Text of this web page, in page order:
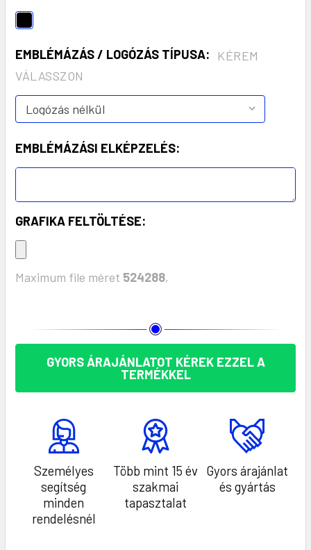
EMBLÉMÁZÁS / LOGÓZÁS TÍPUSA:
KÉREM
VÁLASSZON
EMBLÉMÁZÁSI ELKÉPZELÉS:
GRAFIKA FELTÖLTÉSE:
Maximum file méret 524288,
GYORS ÁRAJÁNLATOT KÉREK EZZEL A
TERMÉKKEL
Személyes
segítség
minden
rendelésnél
Több mint 15 év
szakmai
tapasztalat
Gyors árajánlat
és gyártás